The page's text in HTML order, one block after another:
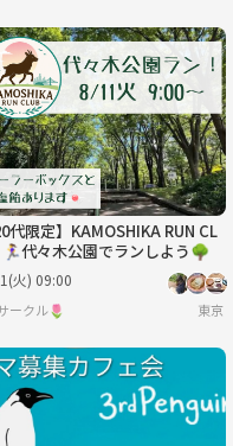
代限定】KAMOSHIKA RUN CL
代々木公園でランしよう🌳
火) 09:00
ークル🌷 東京